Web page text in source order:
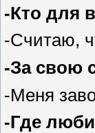
-Кто для
-Считаю,
-За свою
-Меня
-Где